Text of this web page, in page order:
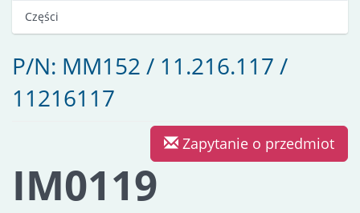
Części
P/N: MM152 / 11.216.117 /
11216117
Zapytanie o przedmiot
IM0119